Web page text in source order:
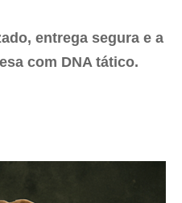
entrega segura e a
com DNA tático.